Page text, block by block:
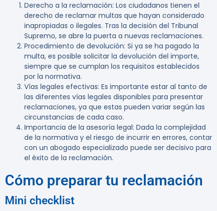
Derecho a la reclamación: Los ciudadanos tienen el
derecho de reclamar multas que hayan considerado
inapropiadas o ilegales. Tras la decisión del Tribunal
Supremo, se abre la puerta a nuevas reclamaciones.
Procedimiento de devolución: Si ya se ha pagado la
multa, es posible solicitar la devolución del importe,
siempre que se cumplan los requisitos establecidos
por la normativa.
Vías legales efectivas: Es importante estar al tanto de
las diferentes vías legales disponibles para presentar
reclamaciones, ya que estas pueden variar según las
circunstancias de cada caso.
Importancia de la asesoría legal: Dada la complejidad
de la normativa y el riesgo de incurrir en errores, contar
con un abogado especializado puede ser decisivo para
el éxito de la reclamación.
Cómo preparar tu reclamación
Mini checklist